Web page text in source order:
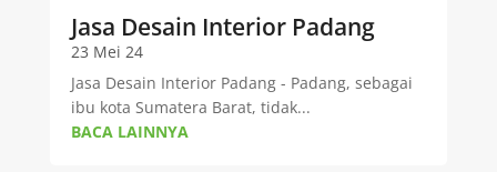
Jasa Desain Interior Padang
23 Mei 24
Jasa Desain Interior Padang - Padang, sebagai
ibu kota Sumatera Barat, tidak...
BACA LAINNYA